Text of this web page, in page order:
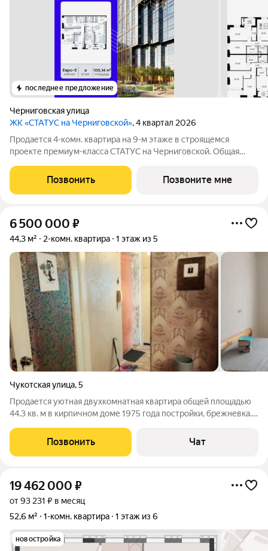
последнее предложение
Черниговская улица
ЖК «СТАТУС на Черниговской», 4 квартал 2026
Продается 4-комн. квартира на 9-м этаже в строящемся
проекте премиум-класса СТАТУС на Черниговской. Общая
отведено под жилую и 22,14 кв. м под кухонную зону. Номер
квартиры - 315.
Позвонить Позвоните мне
6 500 000 ₽
44,3 м² 2-комн. квартира 1 этаж из 5
Чукотская улица,5
Продается уютная двухкомнатная квартира общей площадью
44.3 кв. м в кирпичном доме 1975 года постройки, брежневка.
Квартира расположена на первом этаже пятиэтажного дома.
Окна выходят во двор,
Позвонить Чат
19 462 000 ₽
от 93 231 ₽ в месяц
52,6 м²
1-комн. квартира 1 этаж из 6
новостройка